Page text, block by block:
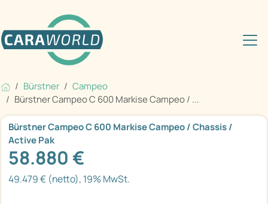
Bürstner
Campeo
Bürstner Campeo C 600 Markise Campeo / ...
Bürstner Campeo C 600 Markise Campeo / Chassis /
Active Pak
58.880 €
49.479 € (netto), 19% MwSt.